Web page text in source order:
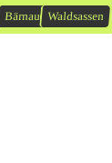
Bärnau Waldsassen